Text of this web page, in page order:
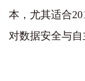
本‌，尤其适合
对数据安全与